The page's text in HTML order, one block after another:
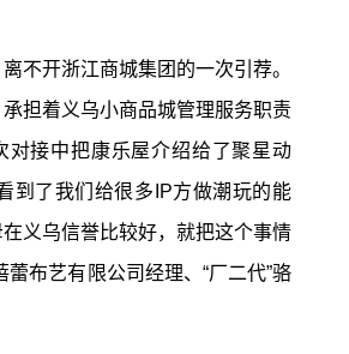
不开浙江商城集团的一次引荐。
担着义乌小商品城管理服务职责
对接中把康乐屋介绍给了聚星动
到了我们给很多IP方做潮玩的能
义乌信誉比较好，就把这个事情
蕾布艺有限公司经理、“厂二代”骆